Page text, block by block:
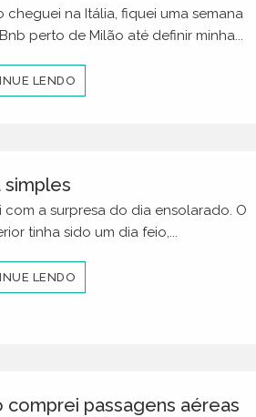
cheguei na Itália, fiquei uma semana
perto de Milão até definir minha...
LENDO
simples
com a surpresa do dia ensolarado. O
tinha sido um dia feio,...
LENDO
comprei passagens aéreas